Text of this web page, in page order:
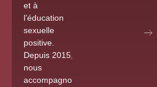
et à
l’éducation
sexuelle
positive.
Depuis 2015,
nous
accompagnons